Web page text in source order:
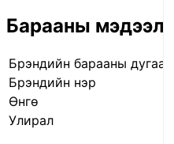
Барааны
Брэндийн барааны дугаар
Брэндийн нэр
Өнгө
Улирал